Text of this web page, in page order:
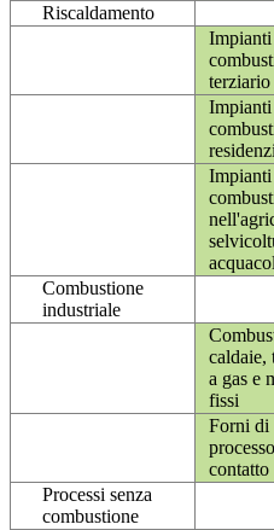
Riscaldamento
terziario
Combustione
industriale
caldaie,
a gas e
fissi
Forni di
contatto
Processi senza
combustione